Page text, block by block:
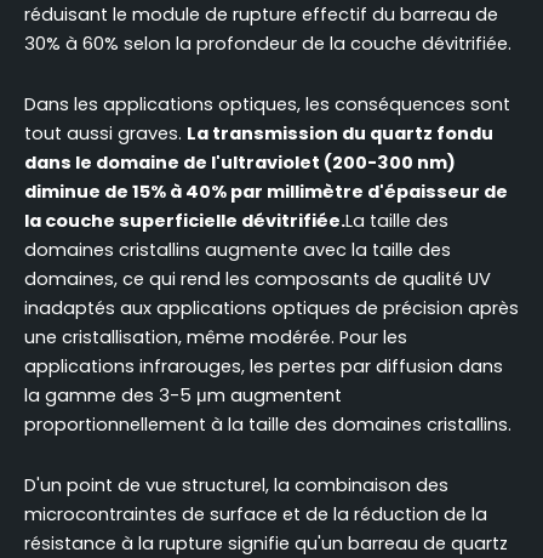
réduisant le module de rupture effectif du barreau de
30% à 60% selon la profondeur de la couche dévitrifiée.
Dans les applications optiques, les conséquences sont
tout aussi graves. La transmission du quartz fondu
dans le domaine de l'ultraviolet (200-300 nm)
diminue de 15% à 40% par millimètre d'épaisseur de
la couche superficielle dévitrifiée.La taille des
domaines cristallins augmente avec la taille des
domaines, ce qui rend les composants de qualité UV
inadaptés aux applications optiques de précision après
une cristallisation, même modérée. Pour les
applications infrarouges, les pertes par diffusion dans
la gamme des 3-5 μm augmentent
proportionnellement à la taille des domaines cristallins.
D'un point de vue structurel, la combinaison des
microcontraintes de surface et de la réduction de la
résistance à la rupture signifie qu'un barreau de quartz